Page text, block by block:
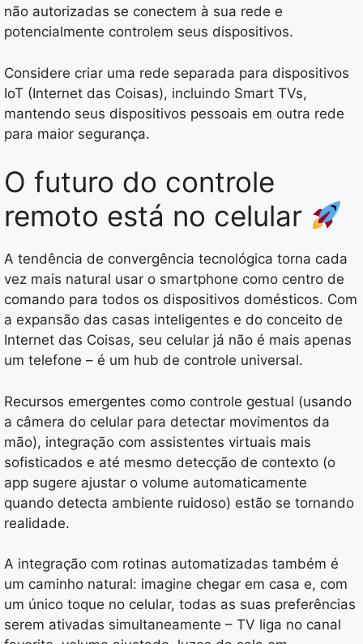
não autorizadas se conectem à sua rede e
potencialmente controlem seus dispositivos.
Considere criar uma rede separada para dispositivos
IoT (Internet das Coisas), incluindo Smart TVs,
mantendo seus dispositivos pessoais em outra rede
para maior segurança.
O futuro do controle
remoto está no celular
A tendência de convergência tecnológica torna cada
vez mais natural usar o smartphone como centro de
comando para todos os dispositivos domésticos. Com
a expansão das casas inteligentes e do conceito de
Internet das Coisas, seu celular já não é mais apenas
um telefone – é um hub de controle universal.
Recursos emergentes como controle gestual (usando
a câmera do celular para detectar movimentos da
mão), integração com assistentes virtuais mais
sofisticados e até mesmo detecção de contexto (o
app sugere ajustar o volume automaticamente
quando detecta ambiente ruidoso) estão se tornando
realidade.
A integração com rotinas automatizadas também é
um caminho natural: imagine chegar em casa e, com
um único toque no celular, todas as suas preferências
serem ativadas simultaneamente – TV liga no canal